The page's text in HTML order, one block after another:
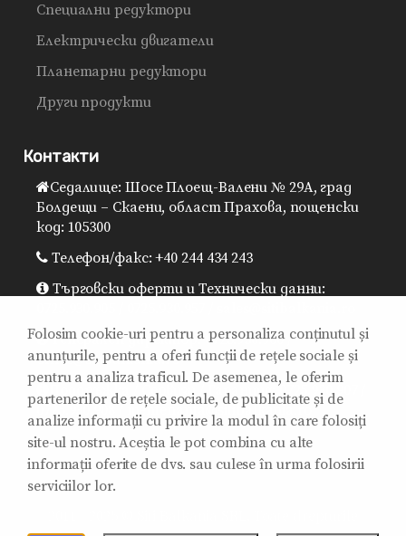
Специални редуктори
Електрически двигатели
Планетарни редуктори
Други продукти
Контакти
Седалище: Шосе Плоещ-Валени № 29A, град
Болдещи – Скаени, област Прахова, пощенски
код: 105300
Телефон/факс: +40 244 434 243
Търговски оферти и Технически данни:
Генерален директор: 0725.930.906 /
office@sitibalkania.ro
Поддръжка / Сервизи / Гаранция: 0725.930.907 /
0725.930.908 / mentenanta@sitibalkania.ro
Folosim cookie-uri pentru a personaliza conținutul și
anunțurile, pentru a oferi funcții de rețele sociale și
pentru a analiza traficul. De asemenea, le oferim
partenerilor de rețele sociale, de publicitate și de
analize informații cu privire la modul în care folosiți
site-ul nostru. Aceștia le pot combina cu alte
informații oferite de dvs. sau culese în urma folosirii
serviciilor lor.